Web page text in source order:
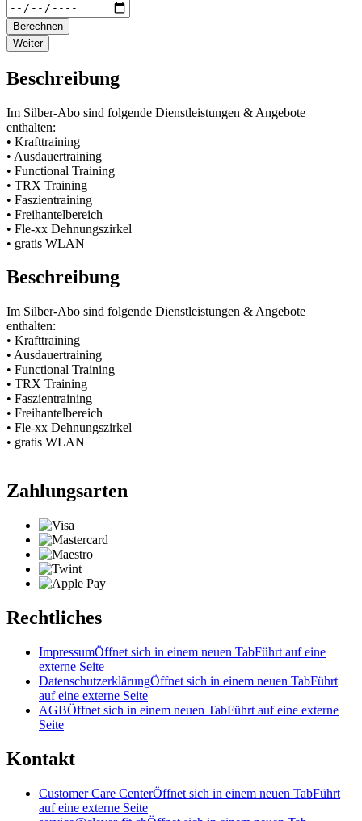
Berechnen
Weiter
Beschreibung
Im Silber-Abo sind folgende Dienstleistungen & Angebote
enthalten:
• Krafttraining
• Ausdauertraining
• Functional Training
• TRX Training
• Faszientraining
• Freihantelbereich
• Fle-xx Dehnungszirkel
• gratis WLAN
Beschreibung
Im Silber-Abo sind folgende Dienstleistungen & Angebote
enthalten:
• Krafttraining
• Ausdauertraining
• Functional Training
• TRX Training
• Faszientraining
• Freihantelbereich
• Fle-xx Dehnungszirkel
• gratis WLAN
Zahlungsarten
Rechtliches
ImpressumÖffnet sich in einem neuen TabFührt auf eine
externe Seite
DatenschutzerklärungÖffnet sich in einem neuen TabFührt
auf eine externe Seite
AGBÖffnet sich in einem neuen TabFührt auf eine externe
Seite
Kontakt
Customer Care CenterÖffnet sich in einem neuen TabFührt
auf eine externe Seite